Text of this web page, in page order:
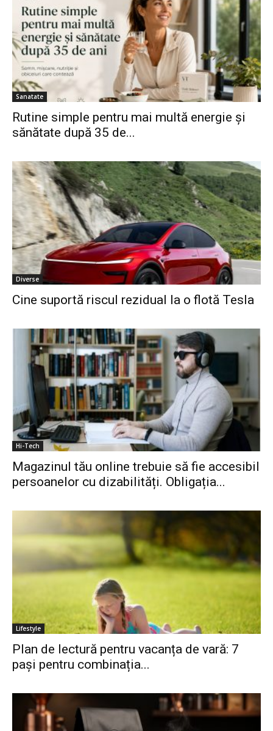
Sanatate
Rutine simple pentru mai multă energie și
sănătate după 35 de...
Diverse
Cine suportă riscul rezidual la o flotă Tesla
Hi-Tech
Magazinul tău online trebuie să fie accesibil
persoanelor cu dizabilități. Obligația...
Lifestyle
Plan de lectură pentru vacanța de vară: 7
pași pentru combinația...